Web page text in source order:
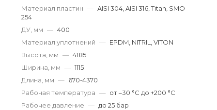
Материал пластин — AISI 304, AISI 316, Titan, SMO
254
ДУ, мм — 400
Материал уплотнений — EPDM, NITRIL, VITON
Высота, мм — 4185
Ширина, мм — 1115
Длина, мм — 670-4370
Рабочая температура — от –30 °С до +200 °С
Рабочее давление — до 25 бар